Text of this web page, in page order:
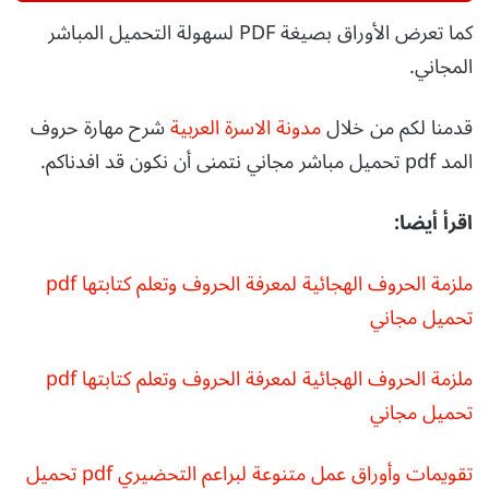
كما تعرض الأوراق بصيغة PDF لسهولة التحميل المباشر
المجاني.
قدمنا لكم من خلالمدونة الاسرة العربيةشرح مهارة حروف
المد pdf تحميل مباشر مجاني نتمنى أن نكون قد افدناكم.
اقرأ أيضا:
ملزمة الحروف الهجائية لمعرفة الحروف وتعلم كتابتها pdf
تحميل مجاني
ملزمة الحروف الهجائية لمعرفة الحروف وتعلم كتابتها pdf
تحميل مجاني
تقويمات وأوراق عمل متنوعة لبراعم التحضيري pdf تحميل